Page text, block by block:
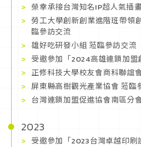
榮幸承接台灣知名IP超人氣插
勞工大學創新創業進階班帶領
臨參訪交流
雄好吃研發小組 蒞臨參訪交流
受邀參加「2024高雄連鎖加盟
正修科技大學校友會商科聯誼
屏東縣高樹觀光產業協會 蒞臨
台灣連鎖加盟促進協會南區分
2023
受邀參加「2023台灣卓越印刷